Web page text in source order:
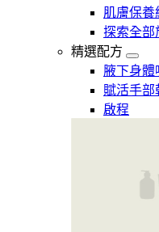
肌膚保養
探索全部
精選配方
腋下身體
賦活手部
啟程